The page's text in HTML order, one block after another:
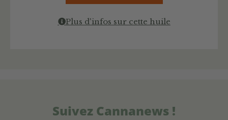
Plus d'infos sur cette huile
Suivez Cannanews !